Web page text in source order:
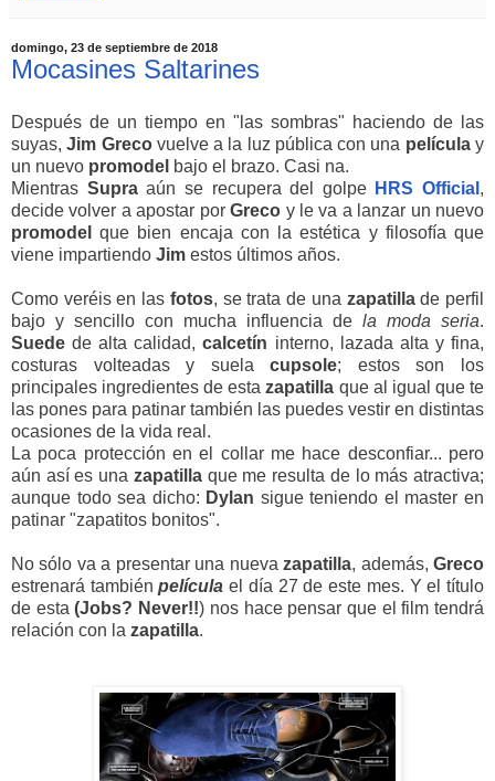
domingo, 23 de septiembre de 2018
Mocasines Saltarines
Después de un tiempo en "las sombras" haciendo de las
suyas,Jim Grecovuelve a la luz pública con una películay
un nuevo promodel bajo el brazo. Casi na.
Mientras Supraaún se recupera del golpe HRS Official ,
decide volver a apostar porGreco y le va a lanzar un nuevo
promodel
que bien encaja con la estética y filosofía que
viene impartiendo Jim estos últimos años.
Como veréis en las fotos, se trata de una zapatillade perfil
bajo y sencillo con mucha influencia de la moda seria.
Suede de alta calidad,calcetín interno, lazada alta y fina,
costuras volteadas y suelacupsole; estos son los
principales ingredientes de estazapatilla que al igual que te
las pones para patinar también las puedes vestir en distintas
ocasiones de la vida real.
La poca protección en el collar me hace desconfiar... pero
aún así es una zapatillaque me resulta de lo más atractiva;
aunque todo sea dicho: Dylan sigue teniendo el master en
patinar "zapatitos bonitos".
No sólo va a presentar una nuevazapatilla, además,Greco
estrenará tambiénpelícula el día 27 de este mes. Y el título
de esta(Jobs? Never!!) nos hace pensar que el film tendrá
relación con la zapatilla.